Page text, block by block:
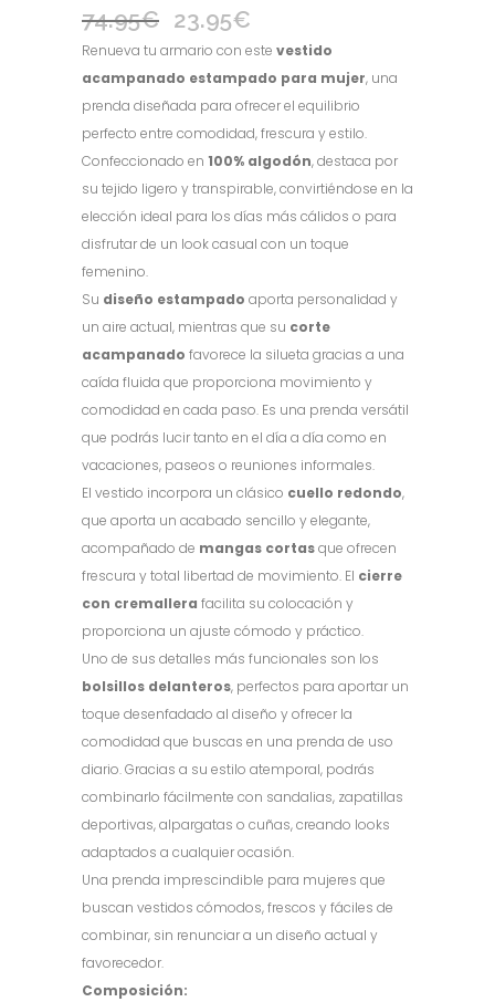
74.95€
El
precio
original
era:
74.95€.
23.95€
precio
actual
es:
23.95€.
Renueva tu armario con este vestido
acampanado estampado para mujer, una
prenda diseñada para ofrecer el equilibrio
perfecto entre comodidad, frescura y estilo.
Confeccionado en 100% algodón, destaca por
su tejido ligero y transpirable, convirtiéndose en la
elección ideal para los días más cálidos o para
disfrutar de un look casual con un toque
femenino.
Su diseño estampado aporta personalidad y
un aire actual, mientras que su corte
acampanado favorece la silueta gracias a una
caída fluida que proporciona movimiento y
comodidad en cada paso. Es una prenda versátil
que podrás lucir tanto en el día a día como en
vacaciones, paseos o reuniones informales.
El vestido incorpora un clásico cuello redondo,
que aporta un acabado sencillo y elegante,
acompañado de mangas cortasque ofrecen
frescura y total libertad de movimiento. El cierre
con cremallera facilita su colocación y
proporciona un ajuste cómodo y práctico.
Uno de sus detalles más funcionales son los
bolsillos delanteros, perfectos para aportar un
toque desenfadado al diseño y ofrecer la
comodidad que buscas en una prenda de uso
diario. Gracias a su estilo atemporal, podrás
combinarlo fácilmente con sandalias, zapatillas
deportivas, alpargatas o cuñas, creando looks
adaptados a cualquier ocasión.
Una prenda imprescindible para mujeres que
buscan vestidos cómodos, frescos y fáciles de
combinar, sin renunciar a un diseño actual y
favorecedor.
Composición: